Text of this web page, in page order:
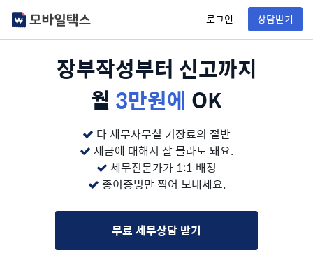
상담받기
로그인
장부작성부터 신고까지
월 3만원에 OK
타 세무사무실 기장료의 절반
세금에 대해서 잘 몰라도 돼요.
세무전문가가 1:1 배정
종이증빙만 찍어 보내세요.
무료 세무상담 받기